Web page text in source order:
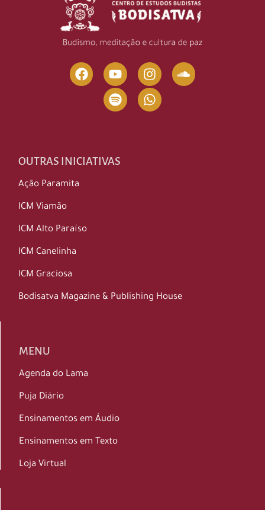
OUTRAS INICIATIVAS
Ação Paramita
ICM Viamão
ICM Alto Paraíso
ICM Canelinha
ICM Graciosa
Bodisatva Magazine & Publishing House
MENU
Agenda do Lama
Puja Diário
Ensinamentos em Áudio
Ensinamentos em Texto
Loja Virtual